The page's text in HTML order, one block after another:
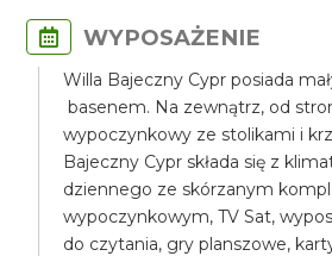
WYPOSAŻENIE
Willa Bajeczny Cypr posiada
basenem. Na zewnątrz, od
wypoczynkowy ze stolikami i
Bajeczny Cypr składa się z
dziennego ze skórzanym
wypoczynkowym, TV Sat,
do czytania, gry planszowe,